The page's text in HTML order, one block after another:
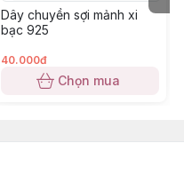
Dây chuyền sợi mảnh xi
bạc 925
40.000đ
Chọn mua